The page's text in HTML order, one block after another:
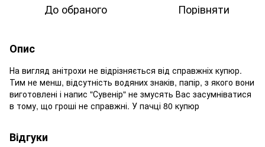
До обраного Порівняти
Опис
На вигляд анітрохи не відрізняється від справжніх купюр.
Тим не менш, відсутність водяних знаків, папір, з якого вони
виготовлені і напис "Сувенір" не змусять Вас засумніватися
в тому, що гроші не справжні. У пачці 80 купюр
Відгуки